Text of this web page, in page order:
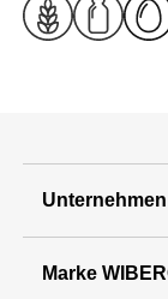
Unternehmen
Marke